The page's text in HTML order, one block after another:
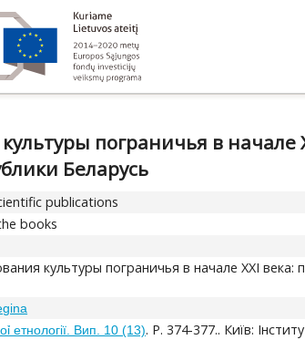
пограничья в
Беларусь
publications
books
культуры пограничья в начале XXI
етнології. Вип. 10 (13). P. 374-377.. Київ: